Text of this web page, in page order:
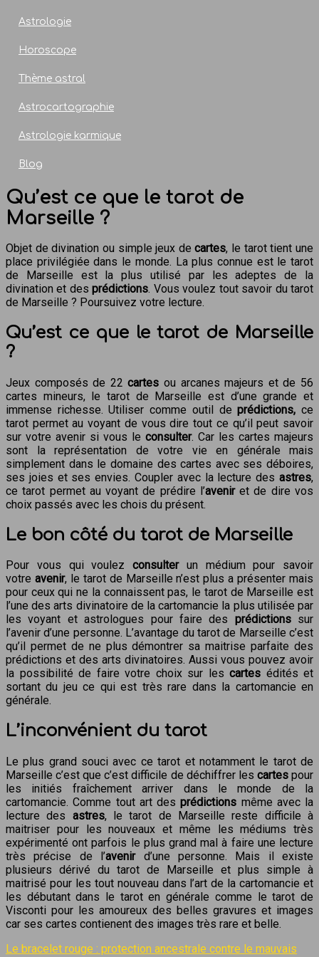
Astrologie
Horoscope
Thème astral
Astrocartographie
Astrologie karmique
Blog
Qu’est ce que le tarot de
Marseille ?
Objet de divination ou simple jeux decartes, le tarot tient une
place privilégiée dans le monde. La plus connue est le tarot
de Marseille est la plus utilisé par les adeptes de la
divination et desprédictions. Vous voulez tout savoir du tarot
de Marseille ? Poursuivez votre lecture.
Qu’est ce que le tarot de Marseille
?
Jeux composés de 22cartes ou arcanes majeurs et de 56
cartes mineurs, le tarot de Marseille est d’une grande et
immense richesse. Utiliser comme outil deprédictions,ce
tarot permet au voyant de vous dire tout ce qu’il peut savoir
sur votre avenir si vous le consulter. Car les cartes majeurs
sont la représentation de votre vie en générale mais
simplement dans le domaine des cartes avec ses déboires,
ses joies et ses envies. Coupler avec la lecture des astres,
ce tarot permet au voyant de prédire l’aveniret de dire vos
choix passés avec les chois du présent.
Le bon côté du tarot de Marseille
Pour vous qui voulez consulterun médium pour savoir
votre avenir, le tarot de Marseille n’est plus a présenter mais
pour ceux qui ne la connaissent pas, le tarot de Marseille est
l’une des arts divinatoire de la cartomancie la plus utilisée par
les voyant et astrologues pour faire des prédictionssur
l’avenir d’une personne. L’avantage du tarot de Marseille c’est
qu’il permet de ne plus démontrer sa maitrise parfaite des
prédictions et des arts divinatoires. Aussi vous pouvez avoir
la possibilité de faire votre choix sur les cartes édités et
sortant du jeu ce qui est très rare dans la cartomancie en
générale.
L’inconvénient du tarot
Le plus grand souci avec ce tarot et notamment le tarot de
Marseille c’est que c’est difficile de déchiffrer les cartespour
les initiés fraîchement arriver dans le monde de la
cartomancie. Comme tout art desprédictions même avec la
lecture des astres, le tarot de Marseille reste difficile à
maitriser pour les nouveaux et même les médiums très
expérimenté ont parfois le plus grand mal à faire une lecture
très précise de l’avenird’une personne. Mais il existe
plusieurs dérivé du tarot de Marseille et plus simple à
maitrisé pour les tout nouveau dans l’art de la cartomancie et
les débutant dans le tarot en générale comme le tarot de
Visconti pour les amoureux des belles gravures et images
car ses cartes contienent des images très rare et belle.
Le bracelet rouge : protection ancestrale contre le mauvais